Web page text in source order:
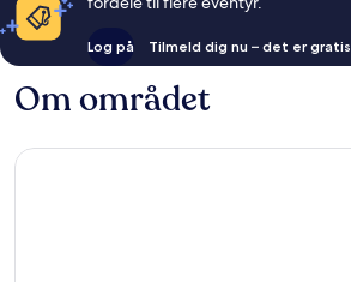
Log på Tilmeld dig nu – det er gratis
Om området